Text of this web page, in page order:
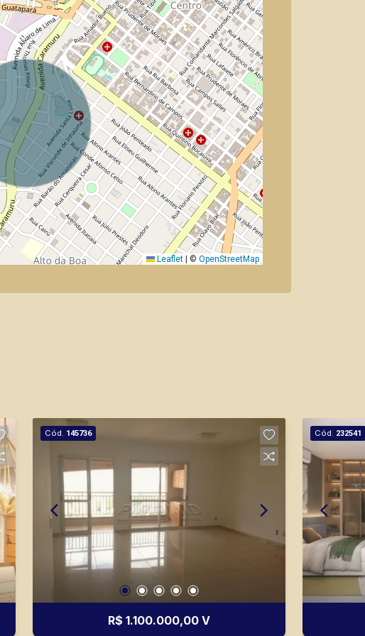
Leaflet © OpenStreetMap
Cód. 145736
R$ 1.100.000,00 V
Cód. 232541